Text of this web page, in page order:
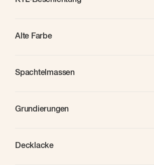
Alte Farbe
Spachtelmassen
Grundierungen
Decklacke